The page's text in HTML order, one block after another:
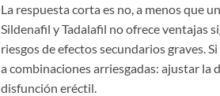
La respuesta corta es no, a menos que
Sildenafil y Tadalafil no ofrece ventajas
riesgos de efectos secundarios graves.
a combinaciones arriesgadas: ajustar la
disfunción eréctil.